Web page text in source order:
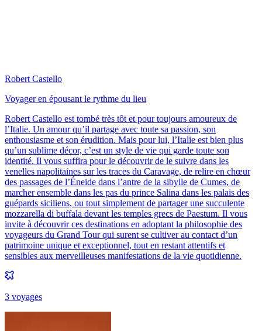
Robert Castello
Voyager en épousant le rythme du lieu
Robert Castello est tombé très tôt et pour toujours amoureux de
l’Italie. Un amour qu’il partage avec toute sa passion, son
enthousiasme et son érudition. Mais pour lui, l’Italie est bien plus
qu’un sublime décor, c’est un style de vie qui garde toute son
identité. Il vous suffira pour le découvrir de le suivre dans les
venelles napolitaines sur les traces du Caravage, de relire en chœur
des passages de l’Éneide dans l’antre de la sibylle de Cumes, de
marcher ensemble dans les pas du prince Salina dans les palais des
guépards siciliens, ou tout simplement de partager une succulente
mozzarella di buffala devant les temples grecs de Paestum. Il vous
invite à découvrir ces destinations en adoptant la philosophie des
voyageurs du Grand Tour qui surent se cultiver au contact d’un
patrimoine unique et exceptionnel, tout en restant attentifs et
sensibles aux merveilleuses manifestations de la vie quotidienne.
3 voyages